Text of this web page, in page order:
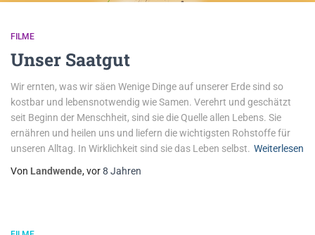
FILME
Unser Saatgut
Wir ernten, was wir säen Wenige Dinge auf unserer Erde sind so
kostbar und lebensnotwendig wie Samen. Verehrt und geschätzt
seit Beginn der Menschheit, sind sie die Quelle allen Lebens. Sie
ernähren und heilen uns und liefern die wichtigsten Rohstoffe für
unseren Alltag. In Wirklichkeit sind sie das Leben selbst. Weiterlesen
Von Landwende, vor8 Jahren